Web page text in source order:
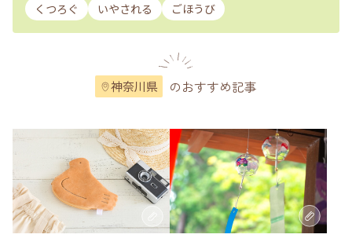
くつろぐ
いやされる ごほうび
神奈川県 のおすすめ記事